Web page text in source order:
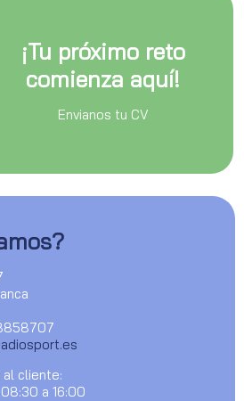
¡Tu próximo reto
comienza aquí!
Envianos tu CV
al cliente:
a 16:00